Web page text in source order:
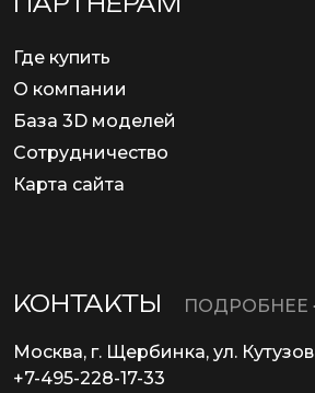
Где купить
О компании
База 3D моделей
Сотрудничество
Карта сайта
КОНТАКТЫ ПОДРОБНЕЕ
Москва, г. Щербинка, ул.
+7-495-228-17-33